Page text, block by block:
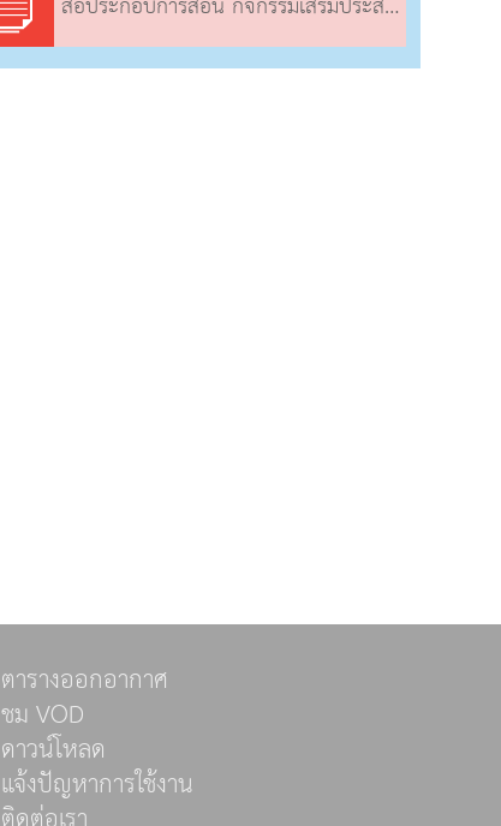
ตารางออกอากาศ
ชม VOD
ดาวน์โหลด
แจ้งปัญหาการใช้งาน